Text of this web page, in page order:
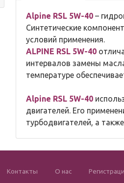
Alpine RSL 5W-40–
Синтетические
условий применения.
ALPINE RSL 5W-40
интервалов замены
температуре
Alpine RSL 5W-40
двигателей. Его
турбодвигателей, а
Контакты О нас